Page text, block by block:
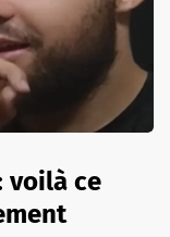
voilà ce